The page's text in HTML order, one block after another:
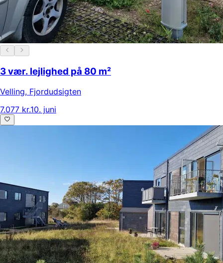
3 vær. lejlighed på 80 m²
Velling, Fjordudsigten
7.077 kr.10. juni